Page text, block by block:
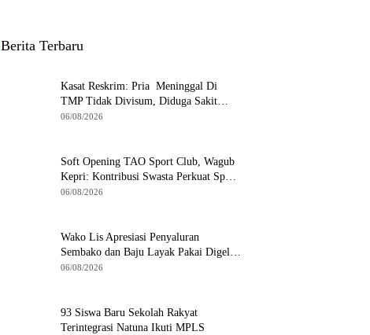
Berita Terbaru
Kasat Reskrim: Pria Meninggal Di
TMP Tidak Divisum, Diduga Sakit
Jantung
06/08/2026
Soft Opening TAO Sport Club, Wagub
Kepri: Kontribusi Swasta Perkuat Sport
Tourism di Batam
06/08/2026
Wako Lis Apresiasi Penyaluran
Sembako dan Baju Layak Pakai Digelar
KUA Tanjungpinang Timur
06/08/2026
93 Siswa Baru Sekolah Rakyat
Terintegrasi Natuna Ikuti MPLS